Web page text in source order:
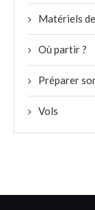
Matériels
Où partir ?
Préparer
Vols